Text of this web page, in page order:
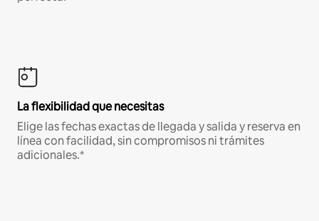
La flexibilidad que necesitas
Elige las fechas exactas de llegada y salida y reserva en
línea con facilidad, sin compromisos ni trámites
adicionales.*